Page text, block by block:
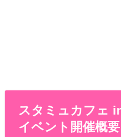
スタミュカフェ
イベント開催概要